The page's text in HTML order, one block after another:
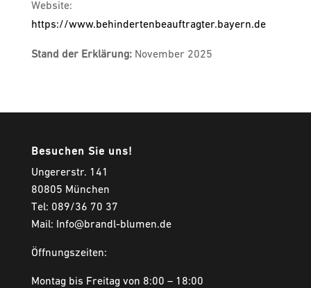
Website:
https://www.behindertenbeauftragter.bayern.de
Stand der Erklärung:November 2025
Besuchen Sie uns!
Ungererstr. 141
80805 München
Tel: 089/36 70 37
Mail: Info@brandl-blumen.de
Öffnungszeiten:
Montag bis Freitag von 8:00 – 18:00